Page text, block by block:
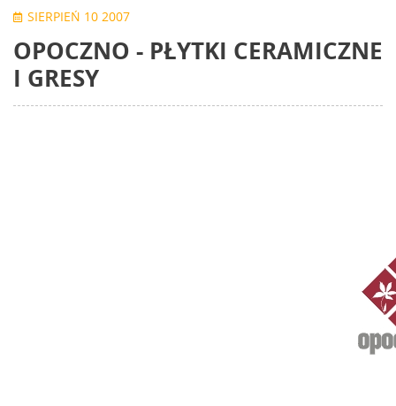
SIERPIEŃ 10 2007
OPOCZNO - PŁYTKI CERAMICZNE
I GRESY